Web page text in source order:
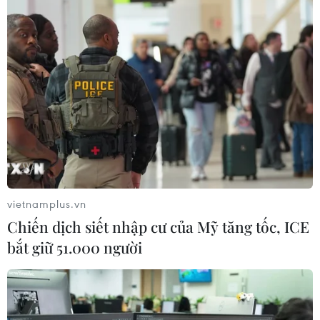
Kinh tế Mỹ bất ngờ mất 23.000 việc
làm trong tháng 7
07/08/2026 13:57
Tổng thống Mỹ Donald Trump nói
còn quá sớm để bàn về người kế
07/08/2026 06:29
Meta bồi thường gần 600 triệu USD
vì gây tổn hại sức khỏe tâm thần trẻ
em
vietnamplus.vn
Chiến dịch siết nhập cư của Mỹ tăng tốc, ICE
bắt giữ 51.000 người